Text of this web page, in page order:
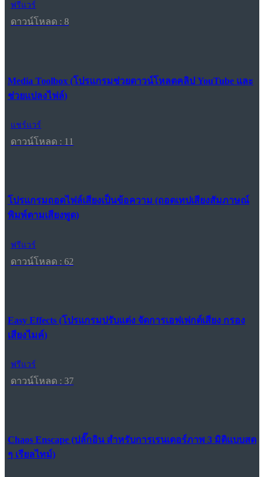
ฟรีแวร์
ดาวน์โหลด : 8
Media Toolbox (โปรแกรมช่วยดาวน์โหลดคลิป YouTube และ
ช่วยแปลงไฟล์)
แชร์แวร์
ดาวน์โหลด : 11
โปรแกรมถอดไฟล์เสียงเป็นข้อความ (ถอดเทปเสียงสัมภาษณ์
พิมพ์ตามเสียงพูด)
ฟรีแวร์
ดาวน์โหลด : 62
Easy Effects (โปรแกรมปรับแต่ง จัดการเอฟเฟกต์เสียง กรอง
เสียงไมค์)
ฟรีแวร์
ดาวน์โหลด : 37
Chaos Enscape (ปลั๊กอิน สำหรับการเรนเดอร์ภาพ 3 มิติแบบสด
ๆ เรียลไทม์)